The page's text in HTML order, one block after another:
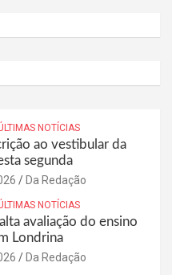
NOTÍCIAS
ao vestibular da
segunda
Da Redação
NOTÍCIAS
avaliação do ensino
Londrina
Da Redação